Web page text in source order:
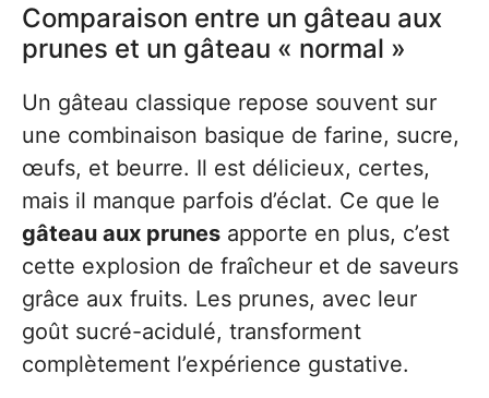
Comparaison entre un gâteau aux
prunes et un gâteau « normal »
Un gâteau classique repose souvent sur
une combinaison basique de farine, sucre,
œufs, et beurre. Il est délicieux, certes,
mais il manque parfois d’éclat. Ce que le
gâteau aux prunes apporte en plus, c’est
cette explosion de fraîcheur et de saveurs
grâce aux fruits. Les prunes, avec leur
goût sucré-acidulé, transforment
complètement l’expérience gustative.